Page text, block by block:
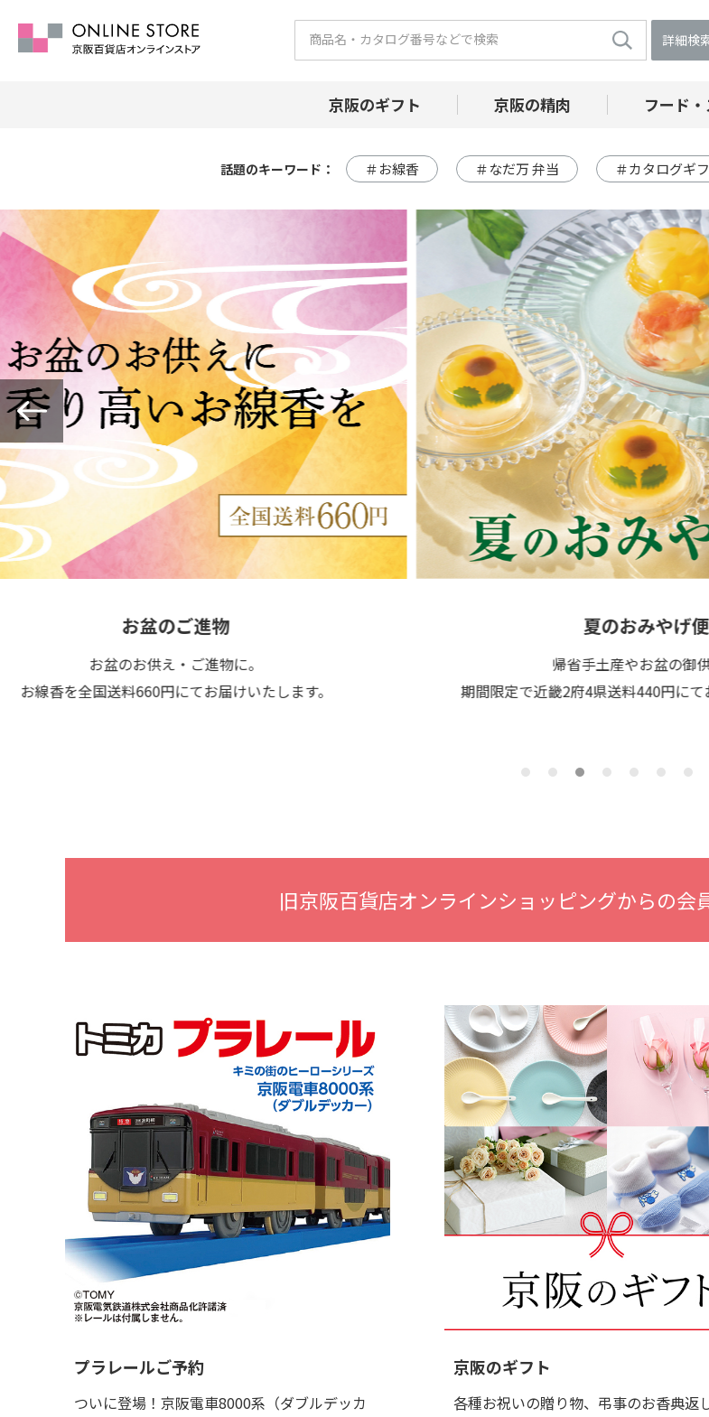
詳細検
京阪のギフト 京阪の精肉 フード
話題のキーワード： ＃お線香 ＃なだ万 弁当 ＃カタログギ
お盆のご進物
お盆のお供え・ご進物に。
香を全国送料660円にてお届けいたします。
夏のおみやげ便
帰省手土産やお盆の御供に。
期間限定で近畿2府4県送料440円にてお届
旧京阪百貨店オンラインショッピングからの会
プラレールご予約
ついに登場！京阪電車8000系（ダブルデッカ
京阪のギフト
各種お祝いの贈り物、弔事のお香典返